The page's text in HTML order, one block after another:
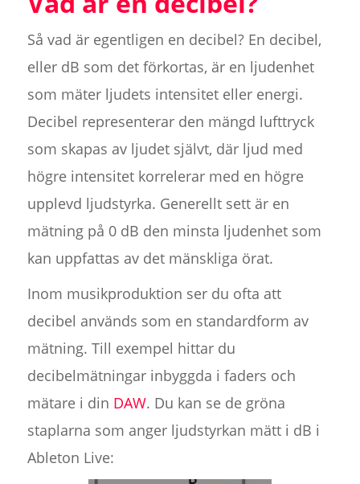
Så vad är egentligen en decibel? En decibel,
eller dB som det förkortas, är en ljudenhet
som mäter ljudets intensitet eller energi.
Decibel representerar den mängd lufttryck
som skapas av ljudet självt, där ljud med
högre intensitet korrelerar med en högre
upplevd ljudstyrka. Generellt sett är en
mätning på 0 dB den minsta ljudenhet som
kan uppfattas av det mänskliga örat.
Inom musikproduktion ser du ofta att
decibel används som en standardform av
mätning. Till exempel hittar du
decibelmätningar inbyggda i faders och
mätare i din DAW. Du kan se de gröna
staplarna som anger ljudstyrkan mätt i dB i
Ableton Live: